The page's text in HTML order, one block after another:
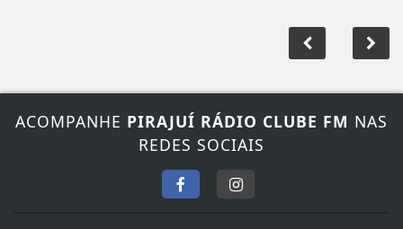
ACOMPANHE PIRAJUÍ RÁDIO CLUBE FM NAS
REDES SOCIAIS